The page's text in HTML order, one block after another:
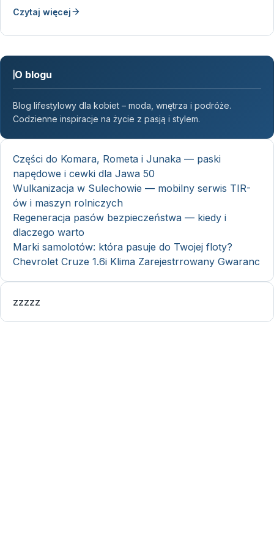
Czytaj więcej
O blogu
Blog lifestylowy dla kobiet – moda, wnętrza i podróże.
Codzienne inspiracje na życie z pasją i stylem.
Części do Komara, Rometa i Junaka — paski
napędowe i cewki dla Jawa 50
Wulkanizacja w Sulechowie — mobilny serwis TIR-
ów i maszyn rolniczych
Regeneracja pasów bezpieczeństwa — kiedy i
dlaczego warto
Marki samolotów: która pasuje do Twojej floty?
Chevrolet Cruze 1.6i Klima Zarejestrrowany Gwaranc
zzzzz